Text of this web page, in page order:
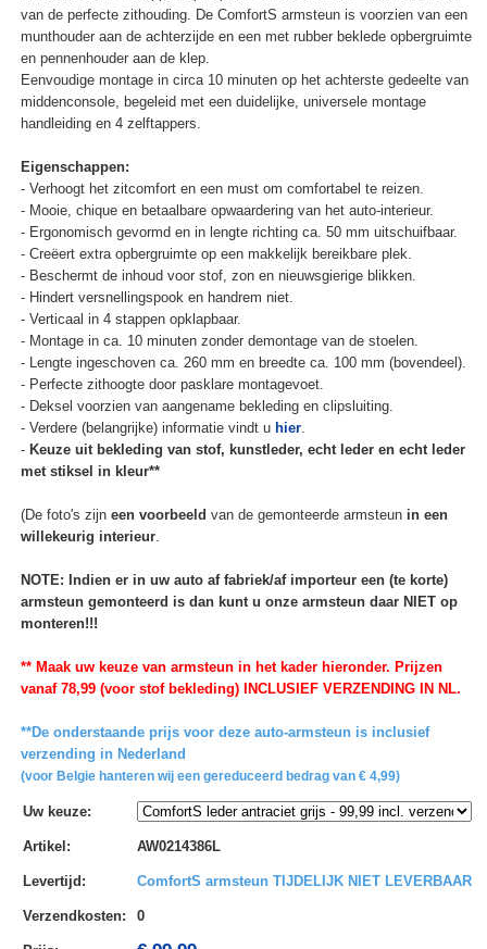
van de perfecte zithouding. De ComfortS armsteun is voorzien van een
munthouder aan de achterzijde en een met rubber beklede opbergruimte
en pennenhouder aan de klep.
Eenvoudige montage in circa 10 minuten op het achterste gedeelte van
middenconsole, begeleid met een duidelijke, universele montage
handleiding en 4 zelftappers.
Eigenschappen:
- Verhoogt het zitcomfort en een must om comfortabel te reizen.
- Mooie, chique en betaalbare opwaardering van het auto-interieur.
- Ergonomisch gevormd en in lengte richting ca. 50 mm uitschuifbaar.
- Creëert extra opbergruimte op een makkelijk bereikbare plek.
- Beschermt de inhoud voor stof, zon en nieuwsgierige blikken.
- Hindert versnellingspook en handrem niet.
- Verticaal in 4 stappen opklapbaar.
- Montage in ca. 10 minuten zonder demontage van de stoelen.
- Lengte ingeschoven ca. 260 mm en breedte ca. 100 mm (bovendeel).
- Perfecte zithoogte door pasklare montagevoet.
- Deksel voorzien van aangename bekleding en clipsluiting.
- Verdere (belangrijke) informatie vindt u hier.
- Keuze uit bekleding van stof, kunstleder, echt leder en echt leder
met stiksel in kleur**
(De foto's zijn een voorbeeld van de gemonteerde armsteun in een
willekeurig interieur.
NOTE: Indien er in uw auto af fabriek/af importeur een (te korte)
armsteun gemonteerd is dan kunt u onze armsteun daar NIET op
monteren!!!
** Maak uw keuze van armsteun in het kader hieronder. Prijzen
vanaf 78,99 (voor stof bekleding) INCLUSIEF VERZENDING IN NL.
**De onderstaande prijs voor deze auto-armsteun is inclusief
verzending in Nederland
(voor Belgie hanteren wij een gereduceerd bedrag van € 4,99)
Uw keuze:
Artikel : AW0214386L
Levertijd : ComfortS armsteun TIJDELIJK NIET LEVERBAAR
Verzendkosten: 0